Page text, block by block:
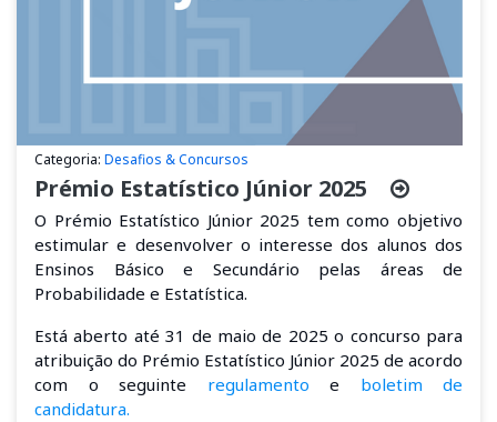
Categoria: Desafios & Concursos
Prémio Estatístico Júnior 2025
O Prémio Estatístico Júnior 2025 tem como objetivo
estimular e desenvolver o interesse dos alunos dos
Ensinos Básico e Secundário pelas áreas de
Probabilidade e Estatística.
Está aberto até 31 de maio de 2025 o concurso para
atribuição do Prémio Estatístico Júnior 2025 de acordo
com o seguinte regulamento e boletim de
candidatura.